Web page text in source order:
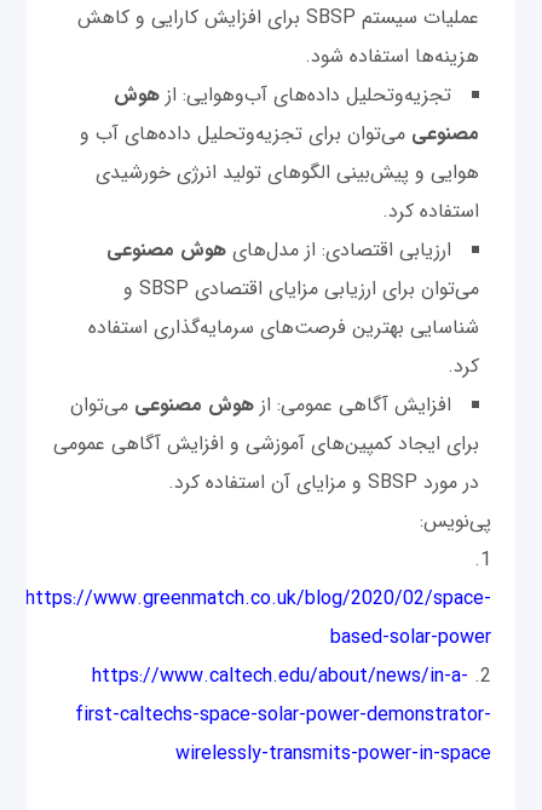
عملیات سیستم SBSP برای افزایش کارایی و کاهش
هزینه‌ها استفاده شود.
تجزیه‌وتحلیل داده‌های آب‌وهوایی: ازهوش
مصنوعی می‌توان برای تجزیه‌وتحلیل داده‌های آب و
هوایی و پیش‌بینی الگوهای تولید انرژی خورشیدی
استفاده کرد.
ارزیابی اقتصادی: از مدل‌هایهوش مصنوعی
می‌توان برای ارزیابی مزایای اقتصادی SBSP و
شناسایی بهترین فرصت‌های سرمایه‌گذاری استفاده
کرد.
افزایش آگاهی عمومی: از هوش مصنوعی می‌توان
برای ایجاد کمپین‌های آموزشی و افزایش آگاهی عمومی
در مورد SBSP و مزایای آن استفاده کرد.
پی‌نویس:
1.
https://www.greenmatch.co.uk/blog/2020/02/space-
based-solar-power
2.
https://www.caltech.edu/about/news/in-a-
first-caltechs-space-solar-power-demonstrator-
wirelessly-transmits-power-in-space